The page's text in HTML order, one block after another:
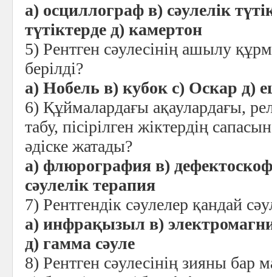
а) осциллограф в) сәулелік
түтіктерде д) камертон
5) Рентген сәулесінің ашылу
берілді?
а) Нобель в) кубок с) Оскар д)
6) Құймалардағы ақаулардағы,
табу, пісірілген жіктердің
әдіске жатады?
а) флюрография в)
сәулелік терапия
7) Рентгендік сәулелер қандай
а) инфрақызыл в)
д) гамма сәуле
8) Рентген сәулесінің зияны бар